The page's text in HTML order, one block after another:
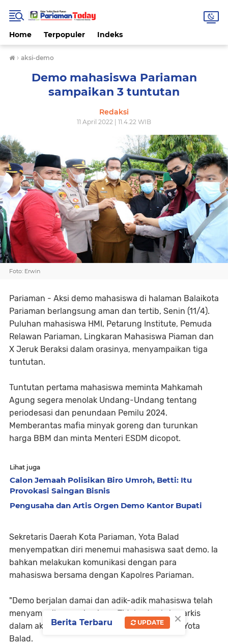
Home Terpopuler Indeks
› aksi-demo
Demo mahasiswa Pariaman
sampaikan 3 tuntutan
Redaksi
11 April 2022 | 11.4.22 WIB
Foto: Erwin
Pariaman - Aksi demo mahasiswa di halaman Balaikota
Pariaman berlangsung aman dan tertib, Senin (11/4).
Puluhan mahasiswa HMI, Petarung Institute, Pemuda
Relawan Pariaman, Lingkaran Mahasiswa Piaman dan
X Jeruk Beraksi dalam orasinya, menyampaikan tiga
tuntutan.
Tuntutan pertama mahasiswa meminta Mahkamah
Agung segera menolak Undang-Undang tentang
periodesasi dan penundaan Pemilu 2024.
Memberantas mafia minyak goreng dan turunkan
harga BBM dan minta Menteri ESDM dicopot.
Lihat juga
Calon Jemaah Polisikan Biro Umroh, Betti: Itu
Provokasi Saingan Bisnis
Pengusaha dan Artis Orgen Demo Kantor Bupati
Sekretaris Daerah Kota Pariaman, Yota Balad
menyempatkan diri menemui mahasiswa saat demo. Ia
bahkan melakukan komunikasi dengan para
mahasiswa bersama dengan Kapolres Pariaman.
"Demo berjalan damai dan adik-adik mahasiswa telah
menyampaikan aspirasinya. Tidak ada aksi anarkis
dalam aksi demo, semua berjalan aman," kata Yota
Balad.
×
Berita Terbaru UPDATE